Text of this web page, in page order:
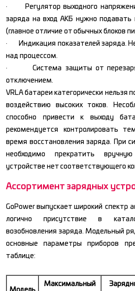
· Регулятор выходного
заряда на вход АКБ нужно подавать
(главное отличие от обычных блоков
· Индикация показателей заряда.
над процессом.
· Система защиты от
отключением.
VRLA батареи категорически нельзя
воздействию высоких токов.
способно привести к выходу
рекомендуется контролировать
время восстановления заряда. При
необходимо прекратить
устройстве нет соответствующего
Ассортимент зарядных
GoPower выпускает широкий спектр
логично присутствие в
возобновления заряда. Модельный
основные параметры приборов
таблице:
Максимальный